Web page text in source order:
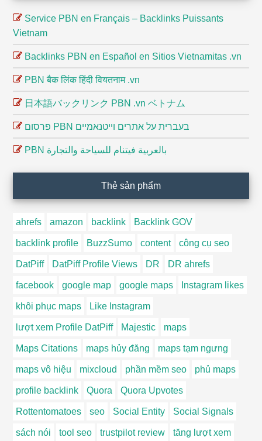
Service PBN en Français – Backlinks Puissants
Vietnam
Backlinks PBN en Español en Sitios Vietnamitas .vn
PBN बैक लिंक हिंदी वियतनाम .vn
日本語バックリンク PBN .vn ベトナム
פרסום PBN בעברית על אתרים וייטנאמיים
PBN بالعربية فيتنام للسياحة والتجارة
Thẻ sản phẩm
ahrefs amazon backlink Backlink GOV
backlink profile BuzzSumo content công cụ seo
DatPiff DatPiff Profile Views DR DR ahrefs
facebook google map google maps Instagram likes
khôi phục maps Like Instagram
lượt xem Profile DatPiff Majestic maps
Maps Citations maps hủy đăng maps tạm ngưng
maps vô hiệu mixcloud phần mềm seo phủ maps
profile backlink Quora Quora Upvotes
Rottentomatoes seo Social Entity Social Signals
sách nói tool seo trustpilot review tăng lượt xem